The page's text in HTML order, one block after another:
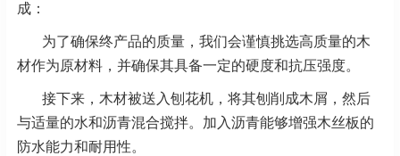
成：
为了确保终产品的质量，我们会谨慎挑选高质量的木
材作为原材料，并确保其具备一定的硬度和抗压强度。
接下来，木材被送入刨花机，将其刨削成木屑，然后
与适量的水和沥青混合搅拌。加入沥青能够增强木丝板的
防水能力和耐用性。